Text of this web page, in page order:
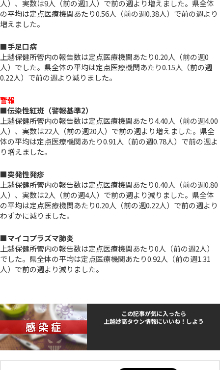
人）、実数は9人（前の週1人）で前の週より増えました。県全体
の平均は定点医療機関あたり0.56人（前の週0.38人）で前の週より
増えました。
■手足口病
上越保健所管内の報告数は定点医療機関あたり0.20人（前の週0
人）でした。県全体の平均は定点医療機関あたり0.15人（前の週
0.22人）で前の週より減りました。
警報
■伝染性紅斑（警報基準2）
上越保健所管内の報告数は定点医療機関あたり4.40人（前の週4.00
人）、実数は22人（前の週20人）で前の週より増えました。県全
体の平均は定点医療機関あたり0.91人（前の週0.78人）で前の週よ
り増えました。
■突発性発疹
上越保健所管内の報告数は定点医療機関あたり0.40人（前の週0.80
人）、実数は2人（前の週4人）で前の週より減りました。県全体
の平均は定点医療機関あたり0.20人（前の週0.22人）で前の週より
わずかに減りました。
■マイコプラズマ肺炎
上越保健所管内の報告数は定点医療機関あたり0人（前の週2人）
でした。県全体の平均は定点医療機関あたり0.92人（前の週1.31
人）で前の週より減りました。
この記事が気に入ったら
上越妙高タウン情報にいいね！しよう